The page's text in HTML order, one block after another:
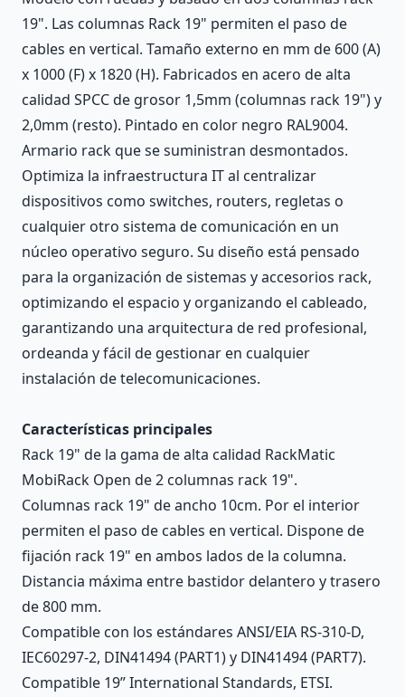
19". Las columnas Rack 19" permiten el paso de
cables en vertical. Tamaño externo en mm de 600 (A)
x 1000 (F) x 1820 (H). Fabricados en acero de alta
calidad SPCC de grosor 1,5mm (columnas rack 19") y
2,0mm (resto). Pintado en color negro RAL9004.
Armario rack que se suministran desmontados.
Optimiza la infraestructura IT al centralizar
dispositivos como switches, routers, regletas o
cualquier otro sistema de comunicación en un
núcleo operativo seguro. Su diseño está pensado
para la organización de sistemas y accesorios rack,
optimizando el espacio y organizando el cableado,
garantizando una arquitectura de red profesional,
ordeanda y fácil de gestionar en cualquier
instalación de telecomunicaciones.
Características principales
Rack 19" de la gama de alta calidad RackMatic
MobiRack Open de 2 columnas rack 19".
Columnas rack 19" de ancho 10cm. Por el interior
permiten el paso de cables en vertical. Dispone de
fijación rack 19" en ambos lados de la columna.
Distancia máxima entre bastidor delantero y trasero
de 800 mm.
Compatible con los estándares ANSI/EIA RS-310-D,
IEC60297-2, DIN41494 (PART1) y DIN41494 (PART7).
Compatible 19” International Standards, ETSI.